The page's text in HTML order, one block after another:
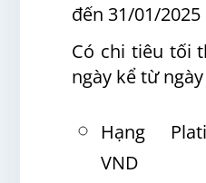
đến 31/01/2025
Có chi tiêu tối
ngày kể từ
Hạng
VND